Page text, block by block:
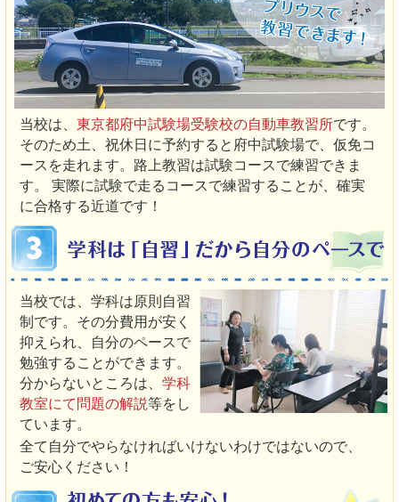
当校は、東京都府中試験場受験校の自動車教習所です。
そのため土、祝休日に予約すると府中試験場で、仮免コ
ースを走れます。路上教習は試験コースで練習できま
す。 実際に試験で走るコースで練習することが、確実
に合格する近道です！
当校では、学科は原則自習
制です。その分費用が安く
抑えられ、自分のペースで
勉強することができます。
分からないところは、学科
教室にて問題の解説等をし
ています。
全て自分でやらなければいけないわけではないので、
ご安心ください！